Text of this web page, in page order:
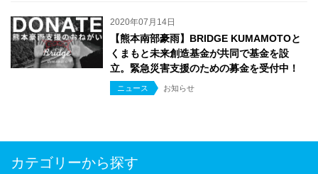
2020年07月14日
【熊本南部豪雨】BRIDGE KUMAMOTOと
くまもと未来創造基金が共同で基金を設
立。緊急災害支援のための募金を受付中！
ニュース お知らせ
カテゴリーから探す